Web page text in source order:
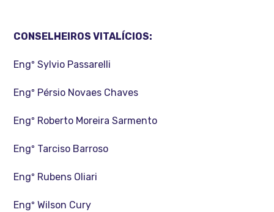
CONSELHEIROS VITALÍCIOS:
Engº Sylvio Passarelli
Engº Pérsio Novaes Chaves
Engº Roberto Moreira Sarmento
Engº Tarciso Barroso
Engº Rubens Oliari
Engº Wilson Cury